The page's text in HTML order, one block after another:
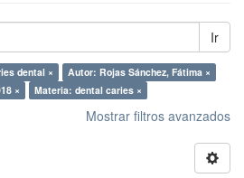
Ir
dental ×
Autor: Rojas Sánchez, Fátima ×
× Materia: dental caries ×
Mostrar filtros avanzados